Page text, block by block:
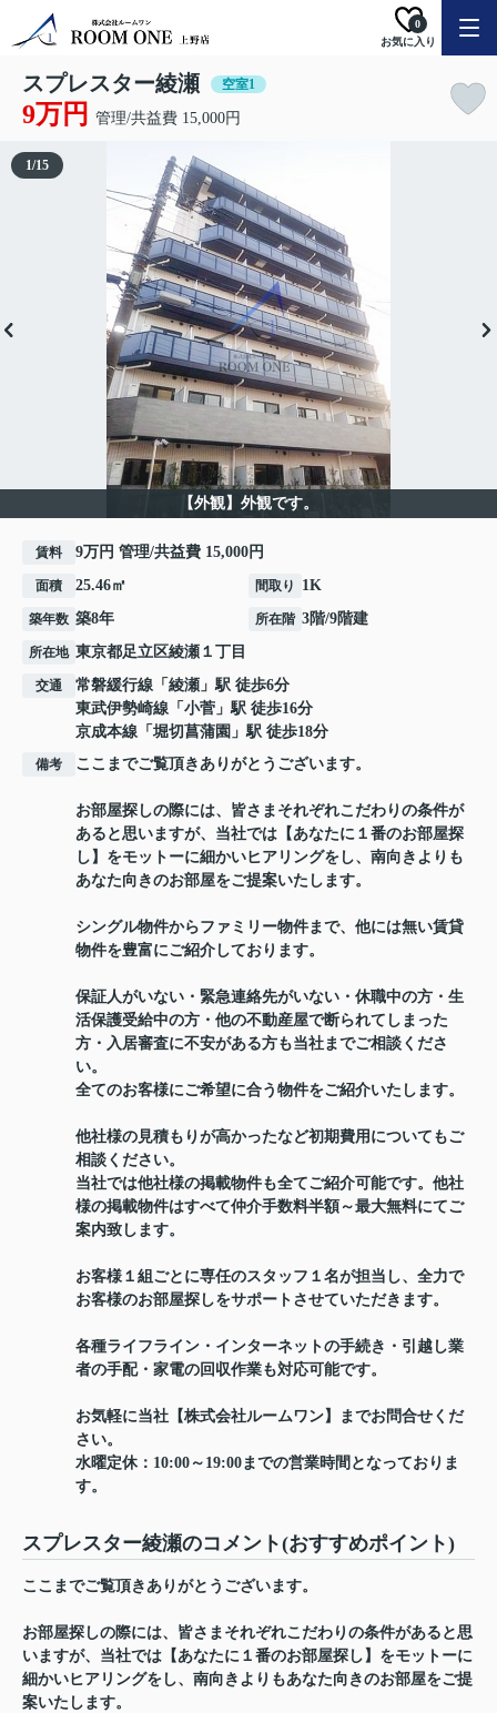
お気に入り
0
スプレスター綾瀬 空室1
9万円 管理/共益費 15,000円
【外観】外観です。
1/15
賃料 9万円 管理/共益費 15,000円
面積 25.46㎡ 間取り 1K
築年数 築8年 所在階 3階/9階建
所在地 東京都足立区綾瀬 １丁目
交通 常磐緩行線 「 綾瀬 」駅 徒歩6分
東武伊勢崎線 「 小菅 」駅 徒歩16分
京成本線 「 堀切菖蒲園 」駅 徒歩18分
備考 ここまでご覧頂きありがとうございます。
お部屋探しの際には、皆さまそれぞれこだわりの条件が
あると思いますが、当社では【あなたに１番のお部屋探
し】をモットーに細かいヒアリングをし、南向きよりも
あなた向きのお部屋をご提案いたします。
シングル物件からファミリー物件まで、他には無い賃貸
物件を豊富にご紹介しております。
保証人がいない・緊急連絡先がいない・休職中の方・生
活保護受給中の方・他の不動産屋で断られてしまった
方・入居審査に不安がある方も当社までご相談くださ
い。
全てのお客様にご希望に合う物件をご紹介いたします。
他社様の見積もりが高かったなど初期費用についてもご
相談ください。
当社では他社様の掲載物件も全てご紹介可能です。他社
様の掲載物件はすべて仲介手数料半額～最大無料にてご
案内致します。
お客様１組ごとに専任のスタッフ１名が担当し、全力で
お客様のお部屋探しをサポートさせていただきます。
各種ライフライン・インターネットの手続き・引越し業
者の手配・家電の回収作業も対応可能です。
お気軽に当社【株式会社ルームワン】までお問合せくだ
さい。
水曜定休：10:00～19:00までの営業時間となっておりま
す。
スプレスター綾瀬のコメント(おすすめポイント)
ここまでご覧頂きありがとうございます。
お部屋探しの際には、皆さまそれぞれこだわりの条件があると思
いますが、当社では【あなたに１番のお部屋探し】をモットーに
細かいヒアリングをし、南向きよりもあなた向きのお部屋をご提
案いたします。